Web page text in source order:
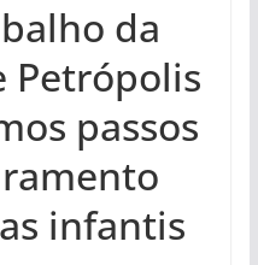
da
Petrópolis
passos
infantis